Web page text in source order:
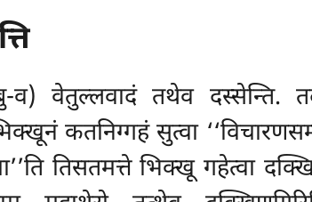
व) वेतुल्लवादं तथेव दस्सेन्ति.
कतनिग्गहं सुत्वा
तिसतमत्ते भिक्खू गहेत्वा